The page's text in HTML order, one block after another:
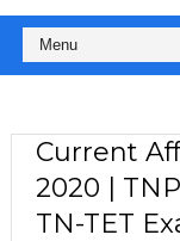
Current
2020 |
TN-TET